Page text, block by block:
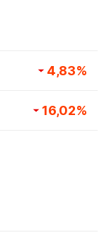
4,83%
16,02%